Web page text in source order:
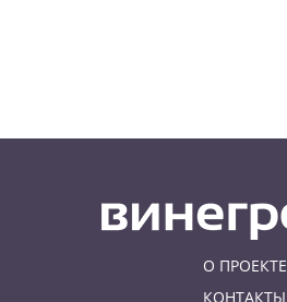
О ПРОЕКТЕ
КОНТАКТЫ